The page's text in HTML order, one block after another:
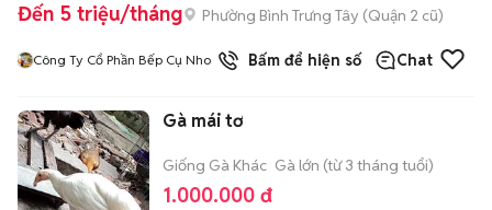
Đến 5 triệu/tháng Phường Bình Trưng Tây (Quận 2 cũ)
Công Ty Cổ Phần Bếp Cụ Nho Bấm để hiện số Chat
Gà mái tơ
Giống Gà Khác Gà lớn (từ 3 tháng tuổi)
1.000.000 đ